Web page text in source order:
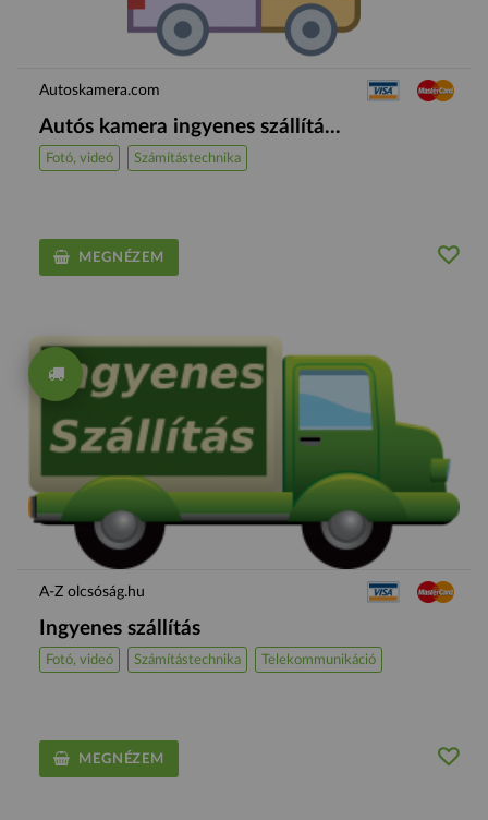
Autoskamera.com
Autós kamera ingyenes szállítá...
Fotó, videó Számítástechnika
MEGNÉZEM
A-Z olcsóság.hu
Ingyenes szállítás
Fotó, videó Számítástechnika Telekommunikáció
MEGNÉZEM